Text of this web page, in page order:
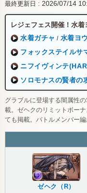
最終更新日 2026/07/14
レジェフェス開催！水着
水着ガチャ / 水着ヨウ
フォックステイルサ
ニフイヴィンテ
ソロモナスの賢者の
グラブルに登場する闇属性
載。ゼヘクのリミットボー
ても掲載。バトルメンバー編
ゼヘク（R）